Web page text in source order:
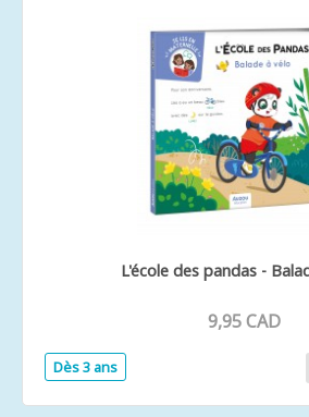
L'école des pandas -
9,95 CAD
Dès 3 ans